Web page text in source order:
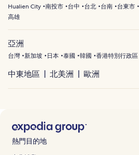
Hualien City 南投市 台中 台北 台南 台東市
高雄
亞洲
台灣 新加坡 日本 泰國 韓國 香港特別行政區
中東地區 北美洲 歐洲
熱門目的地